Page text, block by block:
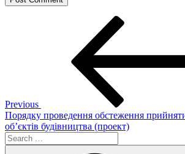
Previous
Порядку проведення обстеження
об’єктів будівництва (проект)
Search
for: